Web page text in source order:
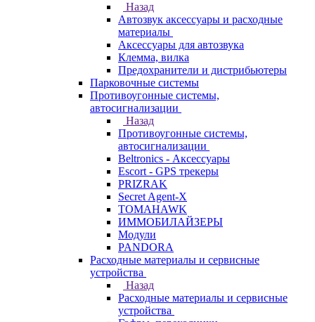
Назад
Автозвук аксессуары и расходные
материалы
Аксессуары для автозвука
Клемма, вилка
Предохранители и дистрибьютеры
Парковочные системы
Противоугонные системы,
автосигнализации
Назад
Противоугонные системы,
автосигнализации
Beltronics - Аксессуары
Escort - GPS трекеры
PRIZRAK
Secret Agent-X
TOMAHAWK
ИММОБИЛАЙЗЕРЫ
Модули
PANDORA
Расходные материалы и сервисные
устройства
Назад
Расходные материалы и сервисные
устройства